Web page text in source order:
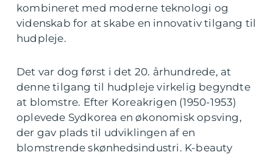
kombineret med moderne teknologi og
videnskab for at skabe en innovativ tilgang til
hudpleje.
Det var dog først i det 20. århundrede, at
denne tilgang til hudpleje virkelig begyndte
at blomstre. Efter Koreakrigen (1950-1953)
oplevede Sydkorea en økonomisk opsving,
der gav plads til udviklingen af en
blomstrende skønhedsindustri. K-beauty